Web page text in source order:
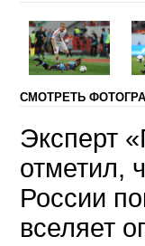
CМОТРЕТЬ
Эксперт
отметил,
России
вселяет